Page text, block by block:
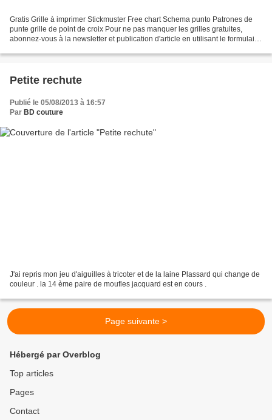
Gratis Grille à imprimer Stickmuster Free chart Schema punto Patrones de
punte grille de point de croix Pour ne pas manquer les grilles gratuites,
abonnez-vous à la newsletter et publication d'article en utilisant le formulaire
Petite rechute
Publié le 05/08/2013 à 16:57
Par BD couture
J'ai repris mon jeu d'aiguilles à tricoter et de la laine Plassard qui change de
couleur . la 14 ème paire de moufles jacquard est en cours .
Page suivante >
Hébergé par Overblog
Top articles
Pages
Contact